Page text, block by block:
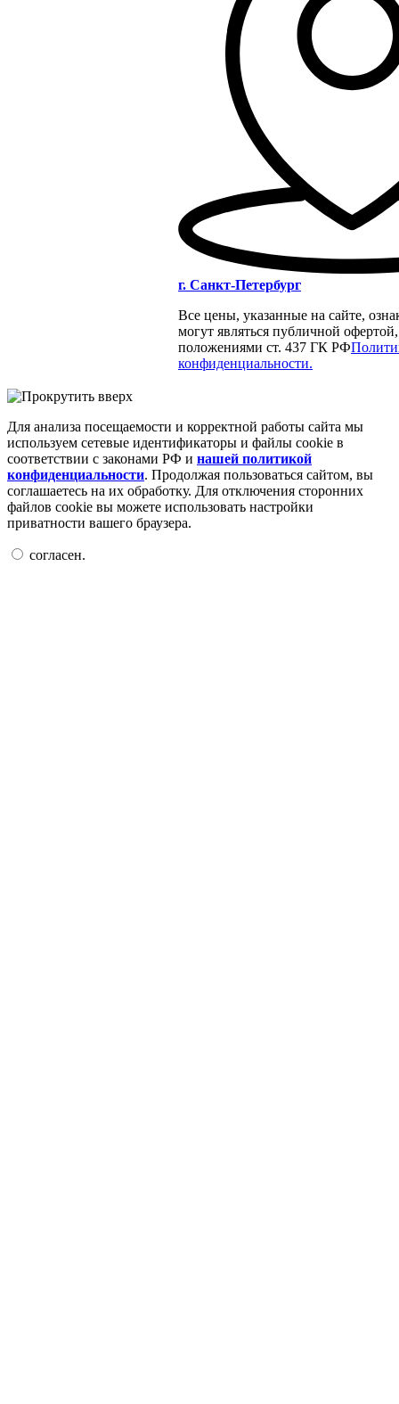
г. Санкт-Петербург
Все цены, указанные на сайте,
могут являться публичной
положениями ст. 437 ГК РФ
конфиденциальности.
Для анализа посещаемости и корректной работы сайта мы
используем сетевые идентификаторы и файлы cookie в
соответствии с законами РФ и нашей политикой
конфиденциальности. Продолжая пользоваться сайтом, вы
соглашаетесь на их обработку. Для отключения сторонних
файлов cookie вы можете использовать настройки
приватности вашего браузера.
согласен.